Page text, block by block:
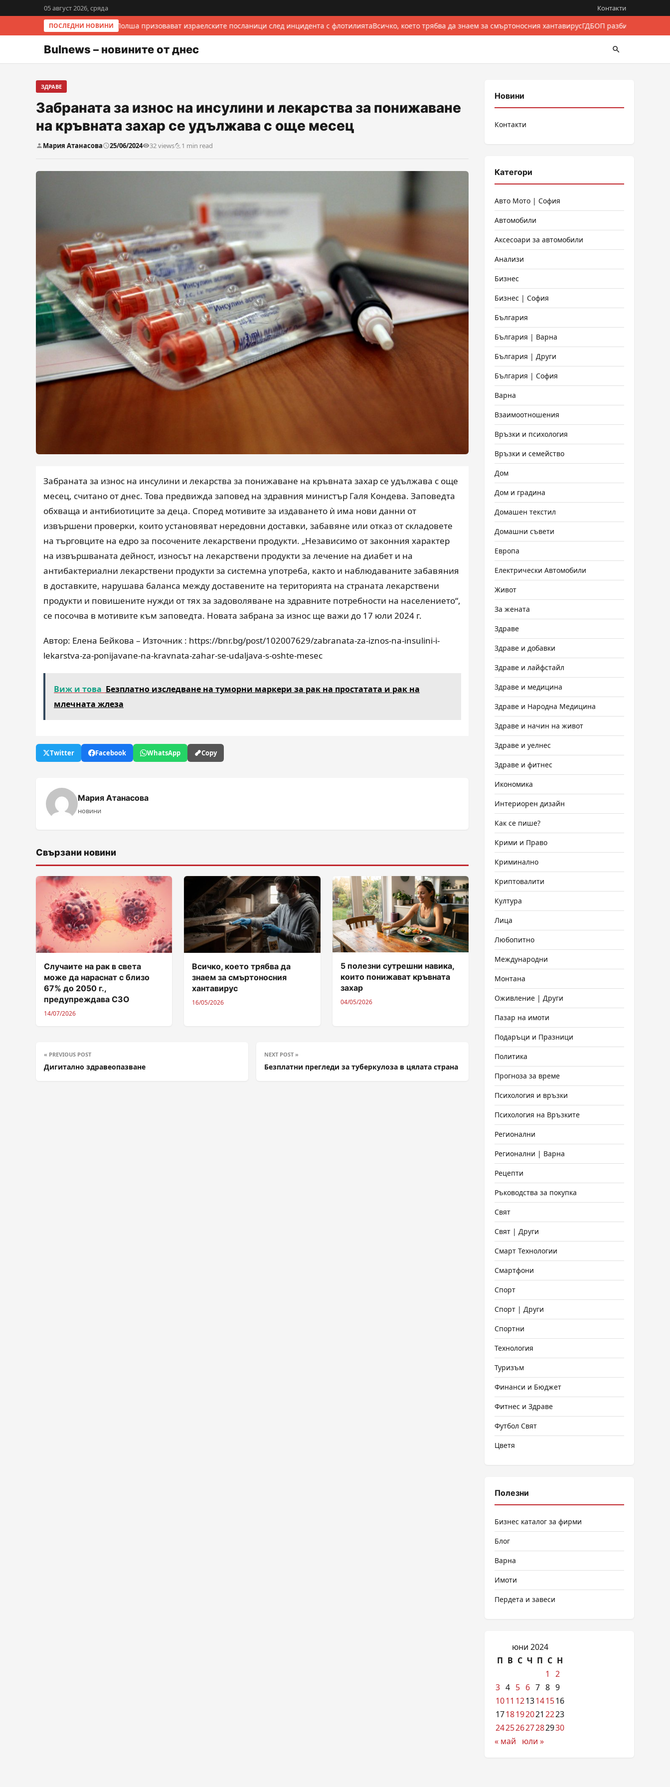
05 август 2026, сряда Контакти
ПОСЛЕДНИ НОВИНИ
Италия и Полша призовават израелските посланици след инцидента с флотилиятаВсичко, което трябва да знаем за смъртоносния хантавирусГДБОП разби
Bulnews – новините от днес
ЗДРАВЕ
Забраната за износ на инсулини и лекарства за понижаване
на кръвната захар се удължава с още месец
Мария Атанасова 25/06/2024 32 views 1 min read
Забраната за износ на инсулини и лекарства за понижаване на кръвната захар се удължава с още
месец, считано от днес. Това предвижда заповед на здравния министър Галя Кондева. Заповедта
обхваща и антибиотиците за деца. Според мотивите за издаването ѝ има нови данни от
извършени проверки, които установяват нередовни доставки, забавяне или отказ от складовете
на търговците на едро за посочените лекарствени продукти. „Независимо от законния характер
на извършваната дейност, износът на лекарствени продукти за лечение на диабет и на
антибактериални лекарствени продукти за системна употреба, както и наблюдаваните забавяния
в доставките, нарушава баланса между доставените на територията на страната лекарствени
продукти и повишените нужди от тях за задоволяване на здравните потребности на населението“,
се посочва в мотивите към заповедта. Новата забрана за износ ще важи до 17 юли 2024 г.
Автор: Елена Бейкова – Източник : https://bnr.bg/post/102007629/zabranata-za-iznos-na-insulini-i-
lekarstva-za-ponijavane-na-kravnata-zahar-se-udaljava-s-oshte-mesec
Виж и това Безплатно изследване на туморни маркери за рак на простатата и рак на
млечната жлеза
Twitter Facebook WhatsApp Copy
Мария Атанасова
новини
Свързани новини
Случаите на рак в света
може да нараснат с близо
67% до 2050 г.,
предупреждава СЗО
14/07/2026
Всичко, което трябва да
знаем за смъртоносния
хантавирус
16/05/2026
5 полезни сутрешни навика,
които понижават кръвната
захар
04/05/2026
« PREVIOUS POST
Дигитално здравеопазване
NEXT POST »
Безплатни прегледи за туберкулоза в цялата страна
Новини
Контакти
Категори
Авто Мото | София
Автомобили
Аксесоари за автомобили
Анализи
Бизнес
Бизнес | София
България
България | Варна
България | Други
България | София
Варна
Взаимоотношения
Връзки и психология
Връзки и семейство
Дом
Дом и градина
Домашен текстил
Домашни съвети
Европа
Електрически Автомобили
Живот
За жената
Здраве
Здраве и добавки
Здраве и лайфстайл
Здраве и медицина
Здраве и Народна Медицина
Здраве и начин на живот
Здраве и уелнес
Здраве и фитнес
Икономика
Интериорен дизайн
Как се пише?
Крими и Право
Криминално
Криптовалити
Култура
Лица
Любопитно
Международни
Монтана
Оживление | Други
Пазар на имоти
Подаръци и Празници
Политика
Прогноза за време
Психология и връзки
Психология на Връзките
Регионални
Регионални | Варна
Рецепти
Ръководства за покупка
Свят
Свят | Други
Смарт Технологии
Смартфони
Спорт
Спорт | Други
Спортни
Технология
Туризъм
Финанси и Бюджет
Фитнес и Здраве
Футбол Свят
Цветя
Полезни
Бизнес каталог за фирми
Блог
Варна
Имоти
Пердета и завеси
юни 2024
П В С Ч П С Н
1
2
3 4 5 6 7 8 9
1011 1213141516
1718192021 2223
24252627282930
« май
юли »